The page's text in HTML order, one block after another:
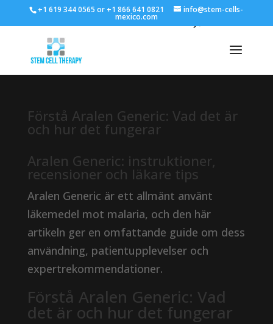
+1 619 344 0565 or +1 866 641 0821 info@stem-cells-
mexico.com
Förstå Aralen Generic: Vad det är
och hur det fungerar
Aralen Generic: instruktioner,
recensioner och läkare tips
Aralen Generic är ett allmänt använt
läkemedel mot malaria, och den här
artikeln ger en omfattande guide om dess
användning, patientupplevelser och
expertrekommendationer.
Förstå Aralen Generic: Vad
det är och hur det fungerar